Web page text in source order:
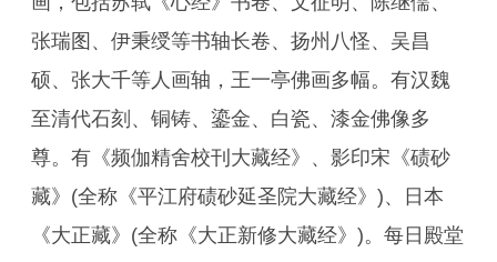
张瑞图、伊秉绶等书轴长卷、扬州八怪、吴昌
硕、张大千等人画轴，王一亭佛画多幅。有汉魏
至清代石刻、铜铸、鎏金、白瓷、漆金佛像多
尊。有《频伽精舍校刊大藏经》、影印宋《碛砂
藏》(全称《平江府碛砂延圣院大藏经》)、日本
《大正藏》(全称《大正新修大藏经》)。每日殿堂